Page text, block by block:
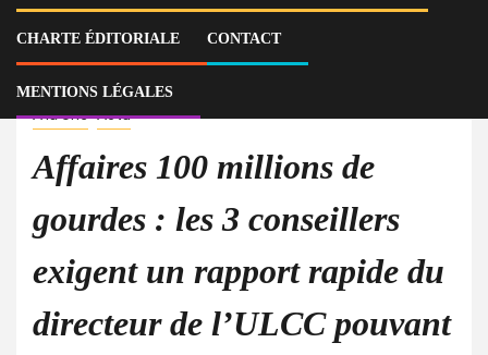
CHARTE ÉDITORIALE CONTACT
MENTIONS LÉGALES
Affaires 100 millions de gourdes : les 3 conseillers exigent un rapport
rapide du directeur de l’ULCC pouvant les blanchir ou qu’il rende sa
À la Une Actu
Affaires 100 millions de
gourdes : les 3 conseillers
exigent un rapport rapide du
directeur de l’ULCC pouvant